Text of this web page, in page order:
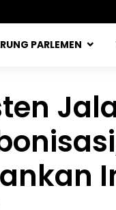
PARLEMEN